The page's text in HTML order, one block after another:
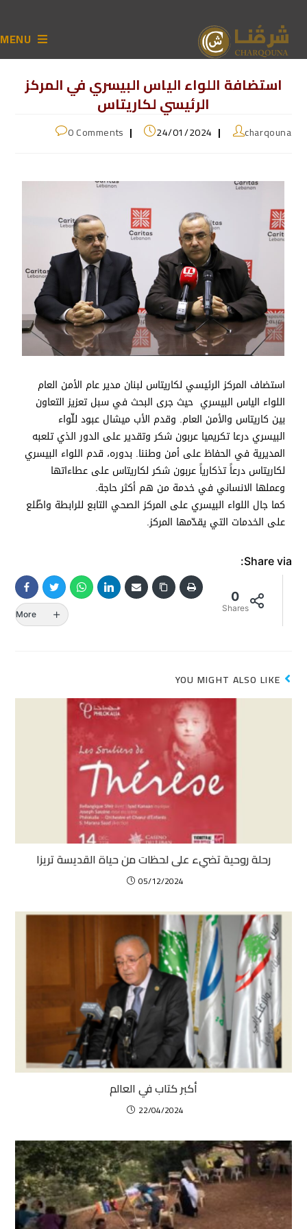
MENU
استضافة اللواء الياس البيسري في المركز
الرئيسي لكاريتاس
charqouna
24/01/2024
0 Comments
استضاف المركز الرئيسي لكاريتاس لبنان مدير عام الأمن العام
اللواء الياس البيسري حيث جرى البحث في سبل تعزيز التعاون
بين كاريتاس والأمن العام. وقدم الأب ميشال عبود للّواء
البيسري درعا تكريميا عربون شكر وتقدير على الدور الذي تلعبه
المديرية في الحفاظ على أمن وطننا. بدوره، قدم اللواء البيسري
لكاريتاس درعاً تذكارياً عربون شكر لكاريتاس على عطاءاتها
وعملها الانساني في خدمة من هم أكثر حاجة.
كما جال اللواء البيسري على المركز الصحي التابع للرابطة واطّلع
على الخدمات التي يقدّمها المركز.
Share via:
0
Shares
More
YOU MIGHT ALSO LIKE
رحلة روحية تضيء على لحظات من حياة القديسة تريزا
05/12/2024
أكبر كتاب في العالم
22/04/2024